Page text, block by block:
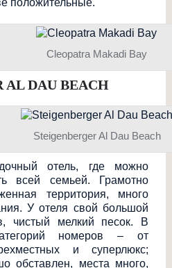
положительные.
Cleopatra Makadi Bay
AL DAU BEACH
Steigenberger Al Dau Beach
отель, где можно
всей семьей. Грамотно
территория, много
У отеля свой большой
чистый мелкий песок. В
номеров – от
и суперлюкс;
обставлен, места много,